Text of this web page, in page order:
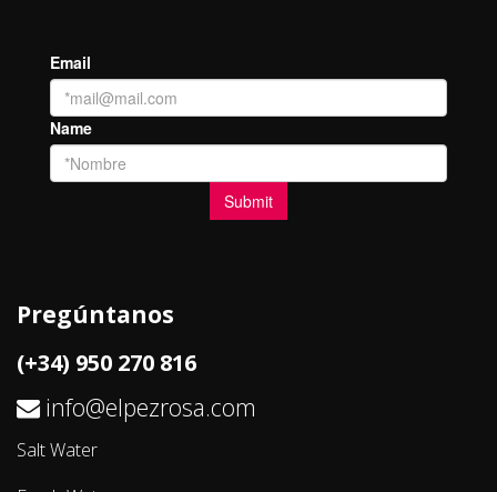
Pregúntanos
(+34) 950 270 816
info@elpezrosa.com
Salt Water